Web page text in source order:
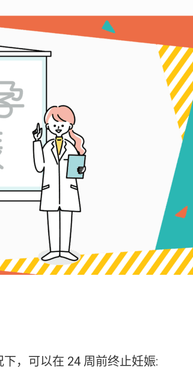
，可以在 24 周前终止妊娠: